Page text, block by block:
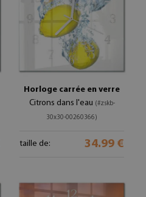
Horloge carrée en verre
Citrons dans l'eau (#zskb-
30x30-00260366)
taille de: 34.99 €